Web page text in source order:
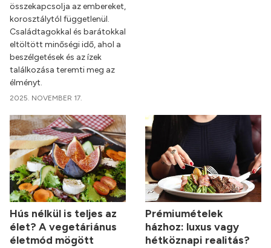
összekapcsolja az embereket,
korosztálytól függetlenül.
Családtagokkal és barátokkal
eltöltött minőségi idő, ahol a
beszélgetések és az ízek
találkozása teremti meg az
élményt.
2025. NOVEMBER 17.
Hús nélkül is teljes az
élet? A vegetáriánus
életmód mögött
Prémiumételek
házhoz: luxus vagy
hétköznapi realitás?